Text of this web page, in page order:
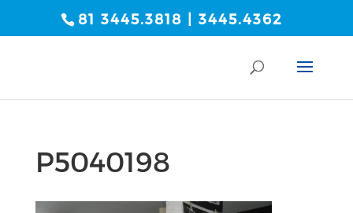
81 3445.3818 | 3445.4362
P5040198